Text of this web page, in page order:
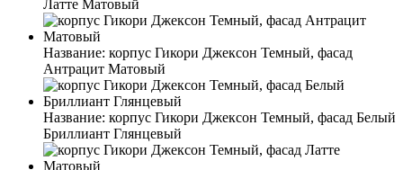
Латте Матовый
Название: корпус Гикори Джексон Темный, фасад
Антрацит Матовый
Название: корпус Гикори Джексон Темный, фасад Белый
Бриллиант Глянцевый